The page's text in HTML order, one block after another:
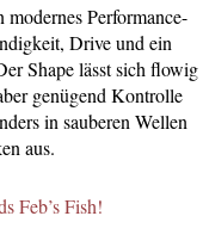
modernes Performance-
Drive und ein
Shape lässt sich flowig
genügend Kontrolle
in sauberen Wellen
aus.
Feb’s Fish!